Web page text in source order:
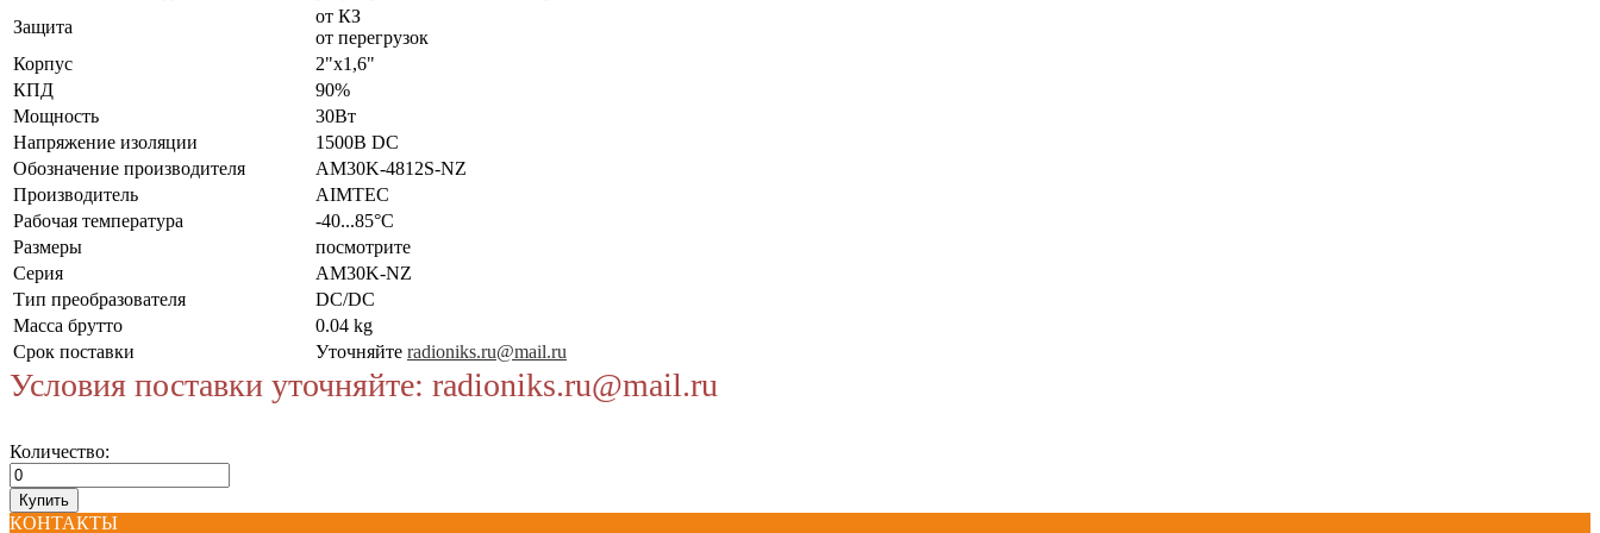
Защита
от КЗ
от перегрузок
Корпус
2"x1,6"
КПД
90%
Мощность
30Вт
Напряжение изоляции
1500В DC
Обозначение производителя
AM30K-4812S-NZ
Производитель
AIMTEC
Рабочая температура
-40...85°C
Размеры
посмотрите
Серия
AM30K-NZ
Тип преобразователя
DC/DC
Масса брутто
0.04 kg
Срок поставки
Уточняйте radioniks.ru@mail.ru
Условия поставки уточняйте: radioniks.ru@mail.ru
Количество:
КОНТАКТЫ